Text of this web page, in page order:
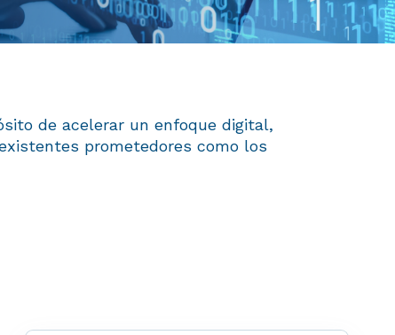
de acelerar un enfoque digital,
prometedores como los